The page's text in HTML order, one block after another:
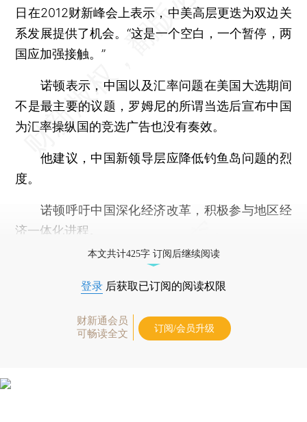
日在2012财新峰会上表示，中美高层更迭为双边关
系发展提供了机会。“这是一个空白，一个暂停，两
国应加强接触。”
诺顿表示，中国以及汇率问题在美国大选期间
不是最主要的议题，罗姆尼的所谓当选后宣布中国
为汇率操纵国的竞选广告也没有奏效。
他建议，中国新领导层应降低钓鱼岛问题的烈
度。
诺顿呼吁中国深化经济改革，积极参与地区经
济一体化进程。
本文共计425字 订阅后继续阅读
登录 后获取已订阅的阅读权限
财新通会员
可畅读全文
订阅/会员升级